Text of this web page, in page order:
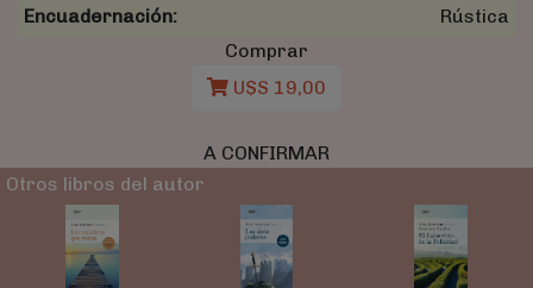
Encuadernación:
Rústica
Comprar
U$S 19,00
A CONFIRMAR
Otros libros del autor